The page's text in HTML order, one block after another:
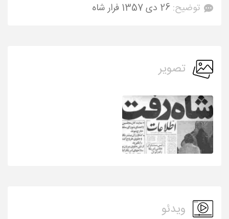
توضیح: 26 دی 1357 فرار شاه
تصویر
ویدئو